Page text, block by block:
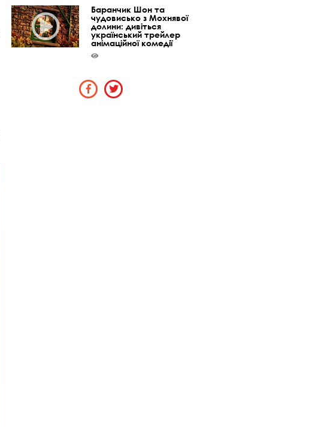
Баранчик Шон та
чудовисько з Мохнявої
долини: дивіться
український трейлер
анімаційної комедії